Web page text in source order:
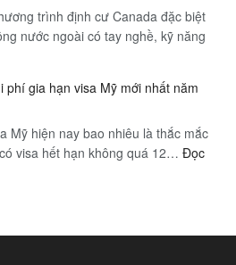
Nội
–
Sapa
sương
–
định
89/
chính
trình định cư Canada đặc biệt
nước ngoài có tay nghề, kỹ năng
phí gia hạn visa Mỹ mới nhất năm
Mỹ hiện nay bao nhiêu là thắc mắc
visa hết hạn không quá 12… Đọc